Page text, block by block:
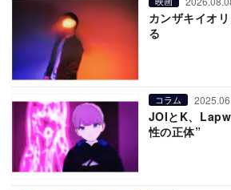
カンザキイオ
る
コラム
JOIとK、
性の正体”